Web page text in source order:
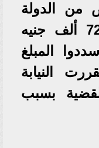
من الدولة
قدرت بـ238 مليون و722 ألف جنيه
المبلغ
النيابة
بسبب